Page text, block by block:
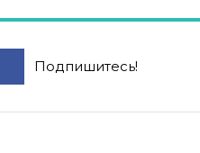
Подпишитесь!